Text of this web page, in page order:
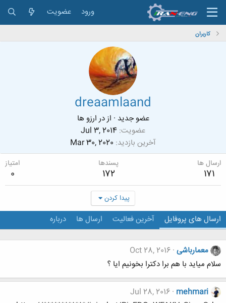
ورود عضویت
کاربران
dreaamlaand
عضو جدید · ازدر ارزو ها
عضویت Jul 3, 2014
آخرین بازدید Mar 30, 2020
ارسال ها
171
پسندها
172
امتیاز
0
پیدا کردن
ارسال های پروفایل آخرین فعالیت ارسال ها درباره
معمارباشی Oct 28, 2016
سلام میاید با هم برا دکترا بخونیم ایا ؟
mehmari
Jul 28, 2016